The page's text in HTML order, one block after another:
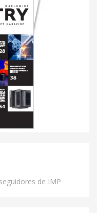
de IMP